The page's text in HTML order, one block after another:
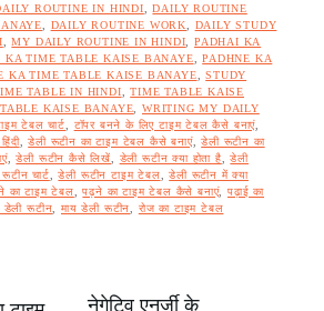
ROUTINE IN HINDI,DAILY ROUTINE
, DAILY ROUTINE WORK, DAILY STUDY
,MY DAILY ROUTINE IN HINDI, PADHAI KA
KA TIME TABLE KAISE BANAYE,PADHNE KA
KA TIME TABLE KAISE BANAYE,STUDY
TABLE IN HINDI,TIME TABLE KAISE
KAISE BANAYE, WRITING MY DAILY
टेबल चार्ट, टॉपर बनने के लिए टाइम टेबल कैसे बनाएं,
,डेली रूटीन का टाइम टेबल कैसे बनाएं,डेली रूटीन का
,डेली रूटीन कैसे लिखें, डेली रूटीन क्या होता है,डेली
चार्ट,डेली रूटीन टाइम टेबल,डेली रूटीन में क्या
का टाइम टेबल,पढ़ने का टाइम टेबल कैसे बनाएं,पढ़ाई का
डेली रूटीन, माय डेली रूटीन, रोज का टाइम टेबल
नेगेटिव एनर्जी के